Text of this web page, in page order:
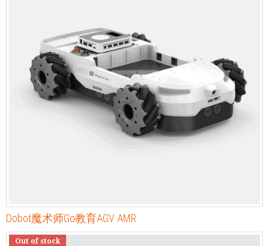
Dobot魔术师Go教育AGV AMR
Out of stock